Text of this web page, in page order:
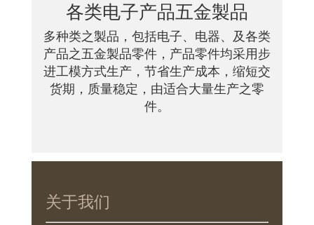
各类电子产品五金製品
多种类之製品，包括电子、电器、及各类
产品之五金製品零件，产品零件均采用步
进工模方式生产，节省生产成本，缩短交
货期，质量稳定，由适合大量生产之零
件。
关于我们